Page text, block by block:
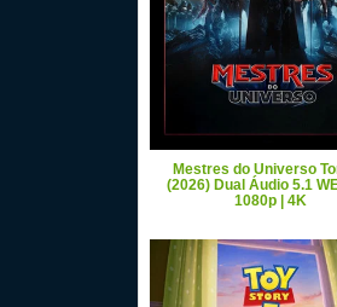
Mestres do Universo
(2026) Dual Áudio 5.1
1080p | 4K